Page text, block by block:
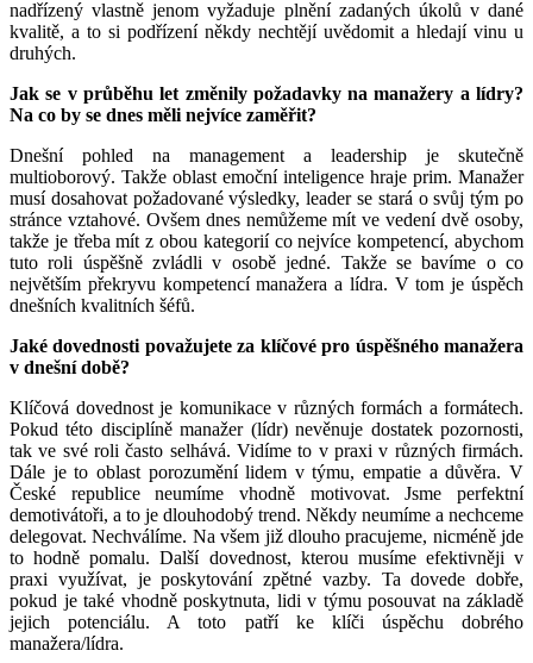
nadřízený vlastně jenom vyžaduje plnění zadaných úkolů v dané
kvalitě, a to si podřízení někdy nechtějí uvědomit a hledají vinu u
druhých.
Jak se v průběhu let změnily požadavky na manažery a lídry?
Na co by se dnes měli nejvíce zaměřit?
Dnešní pohled na management a leadership je skutečně
multioborový. Takže oblast emoční inteligence hraje prim. Manažer
musí dosahovat požadované výsledky, leader se stará o svůj tým po
stránce vztahové. Ovšem dnes nemůžeme mít ve vedení dvě osoby,
takže je třeba mít z obou kategorií co nejvíce kompetencí, abychom
tuto roli úspěšně zvládli v osobě jedné. Takže se bavíme o co
největším překryvu kompetencí manažera a lídra. V tom je úspěch
dnešních kvalitních šéfů.
Jaké dovednosti považujete za klíčové pro úspěšného manažera
v dnešní době?
Klíčová dovednost je komunikace v různých formách a formátech.
Pokud této disciplíně manažer (lídr) nevěnuje dostatek pozornosti,
tak ve své roli často selhává. Vidíme to v praxi v různých firmách.
Dále je to oblast porozumění lidem v týmu, empatie a důvěra. V
České republice neumíme vhodně motivovat. Jsme perfektní
demotivátoři, a to je dlouhodobý trend. Někdy neumíme a nechceme
delegovat. Nechválíme. Na všem již dlouho pracujeme, nicméně jde
to hodně pomalu. Další dovednost, kterou musíme efektivněji v
praxi využívat, je poskytování zpětné vazby. Ta dovede dobře,
pokud je také vhodně poskytnuta, lidi v týmu posouvat na základě
jejich potenciálu. A toto patří ke klíči úspěchu dobrého
manažera/lídra.